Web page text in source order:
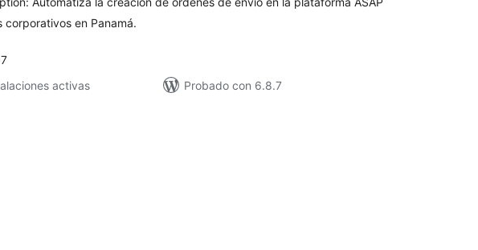
corporativos en Panamá.
activas
Probado con 6.8.7